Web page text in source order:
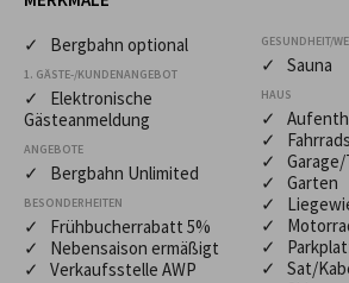
✓ Bergbahn optional
1. GÄSTE-/KUNDENANGEBOT
✓ Elektronische
Gästeanmeldung
ANGEBOTE
✓ Bergbahn Unlimited
BESONDERHEITEN
✓ Frühbucherrabatt 5%
✓ Nebensaison ermäßigt
✓ Verkaufsstelle AWP
GESUNDHEIT/
✓ Sauna
HAUS
✓
✓
✓ Garage/
✓ Garten
✓
✓
✓
✓ Sat/